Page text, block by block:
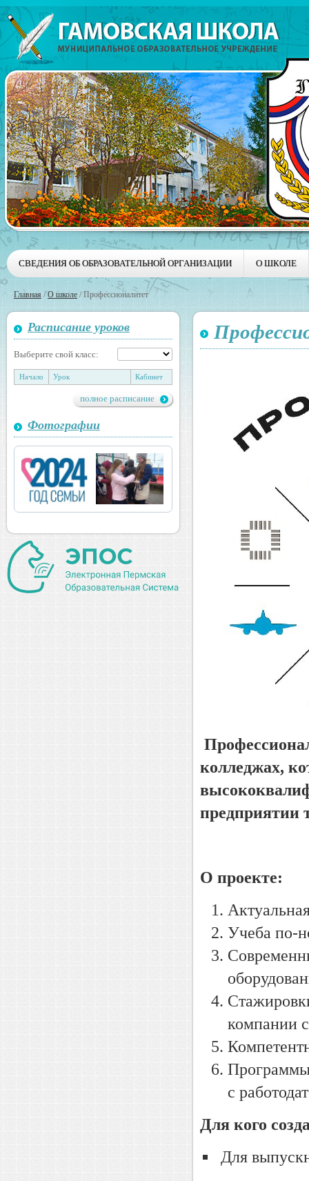
СВЕДЕНИЯ ОБ ОБРАЗОВАТЕЛЬНОЙ ОРГАНИЗАЦИИ О ШКОЛЕ
Главная /О школе / Профессионалитет
Расписание уроков
Выберите свой класс:
Начало Урок Кабинет
полное расписание
Фотографии
колледжах,
предприятии
О проекте:
Учеба по-
компании
Программы
с
Для кого
Для